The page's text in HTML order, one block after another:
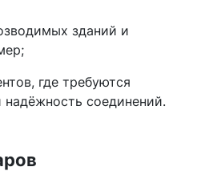
зданий и
где требуются
надёжность соединений.